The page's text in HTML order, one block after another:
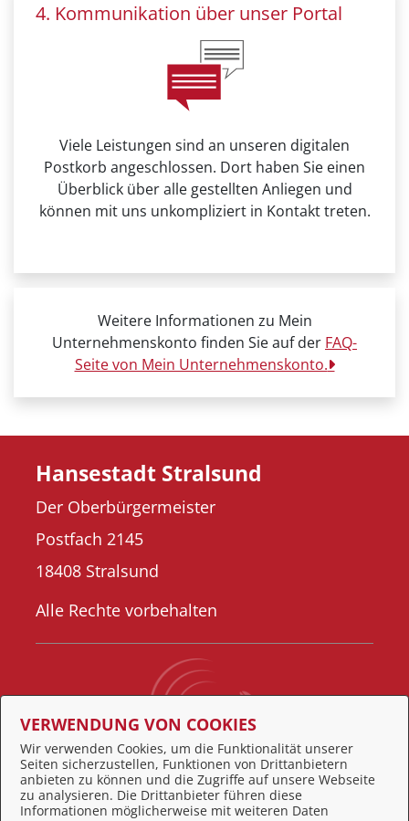
4. Kommunikation über unser Portal
Viele Leistungen sind an unseren digitalen
Postkorb angeschlossen. Dort haben Sie einen
Überblick über alle gestellten Anliegen und
können mit uns unkompliziert in Kontakt treten.
Weitere Informationen zu Mein
Unternehmenskonto finden Sie auf der FAQ-
Seite von Mein Unternehmenskonto.
Behördennummer 115
Hansestadt Stralsund
Der Oberbürgermeister
Postfach 2145
18408 Stralsund
Alle Rechte vorbehalten
VERWENDUNG VON COOKIES
Wir verwenden Cookies, um die Funktionalität unserer
Seiten sicherzustellen, Funktionen von Drittanbietern
anbieten zu können und die Zugriffe auf unsere Webseite
zu analysieren. Die Drittanbieter führen diese
Informationen möglicherweise mit weiteren Daten